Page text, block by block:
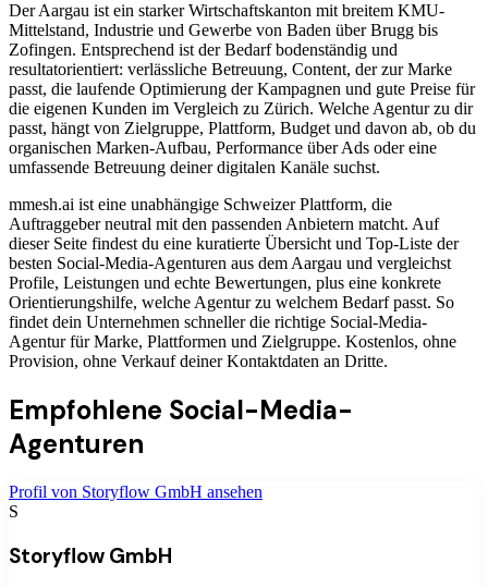
Der Aargau ist ein starker Wirtschaftskanton mit breitem KMU-
Mittelstand, Industrie und Gewerbe von Baden über Brugg bis
Zofingen. Entsprechend ist der Bedarf bodenständig und
resultatorientiert: verlässliche Betreuung, Content, der zur Marke
passt, die laufende Optimierung der Kampagnen und gute Preise für
die eigenen Kunden im Vergleich zu Zürich. Welche Agentur zu dir
passt, hängt von Zielgruppe, Plattform, Budget und davon ab, ob du
organischen Marken-Aufbau, Performance über Ads oder eine
umfassende Betreuung deiner digitalen Kanäle suchst.
mmesh.ai ist eine unabhängige Schweizer Plattform, die
Auftraggeber neutral mit den passenden Anbietern matcht. Auf
dieser Seite findest du eine kuratierte Übersicht und Top-Liste der
besten Social-Media-Agenturen aus dem Aargau und vergleichst
Profile, Leistungen und echte Bewertungen, plus eine konkrete
Orientierungshilfe, welche Agentur zu welchem Bedarf passt. So
findet dein Unternehmen schneller die richtige Social-Media-
Agentur für Marke, Plattformen und Zielgruppe. Kostenlos, ohne
Provision, ohne Verkauf deiner Kontaktdaten an Dritte.
Empfohlene Social-Media-
Agenturen
Profil von Storyflow GmbH ansehen
S
Storyflow GmbH